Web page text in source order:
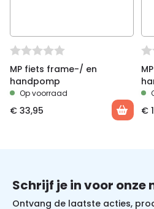
MP fiets frame-/ en
handpomp
Op voorraad
€ 33,95 €
Schrijf je in voor onze
Ontvang de laatste acties,